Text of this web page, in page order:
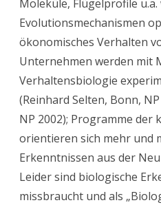
Moleküle, Flügelprofile
Evolutionsmechanismen
ökonomisches Verhalten
Unternehmen werden mit
Verhaltensbiologie
(Reinhard Selten, Bonn,
NP 2002); Programme der
orientieren sich mehr und
Erkenntnissen aus der
Leider sind biologische
missbraucht und als